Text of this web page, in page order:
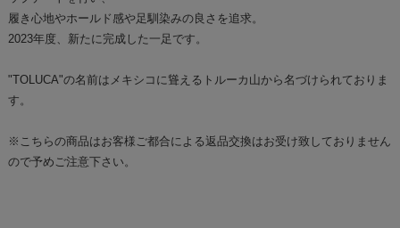
履き心地やホールド感や足馴染みの良さを追求。
2023年度、新たに完成した一足です。
"TOLUCA"の名前はメキシコに聳えるトルーカ山から名づけられておりま
す。
※こちらの商品はお客様ご都合による返品交換はお受け致しておりません
ので予めご注意下さい。